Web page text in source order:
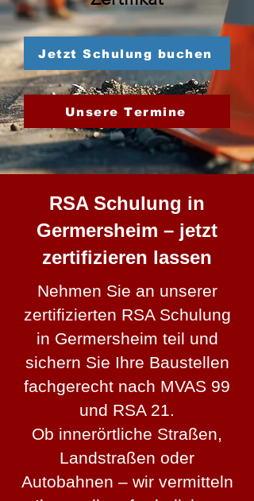
Jetzt Schulung buchen
Unsere Termine
RSA Schulung in
Germersheim – jetzt
zertifizieren lassen
Nehmen Sie an unserer
zertifizierten RSA Schulung
in Germersheim teil und
sichern Sie Ihre Baustellen
fachgerecht nach MVAS 99
und RSA 21.
Ob innerörtliche Straßen,
Landstraßen oder
Autobahnen – wir vermitteln